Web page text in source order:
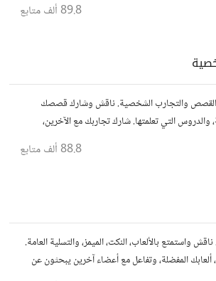
89.8 ألف متابع
القصص والتجارب الشخصية. ناقش وشارك قصصك
والدروس التي تعلمتها. شارك تجاربك مع الآخرين،
88.8 ألف متابع
واستمتع بالألعاب، النكت، الميمز، والتسلية العامة.
المفضلة، وتفاعل مع أعضاء آخرين يبحثون عن